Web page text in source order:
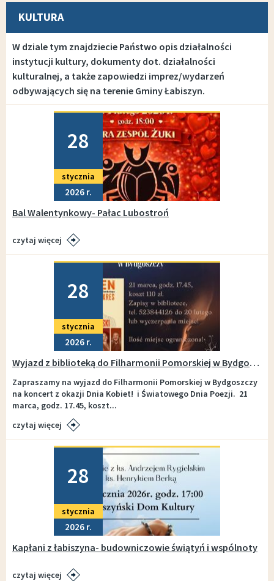
KULTURA
W dziale tym znajdziecie Państwo opis działalności
instytucji kultury, dokumenty dot. działalności
kulturalnej, a także zapowiedzi imprez/wydarzeń
odbywających się na terenie Gminy Łabiszyn.
28
stycznia
2026
Bal Walentynkowy- Pałac Lubostroń
czytaj więcej
28
stycznia
2026
Wyjazd z biblioteką do Filharmonii Pomorskiej w Bydgoszczy
Zapraszamy na wyjazd do Filharmonii Pomorskiej w Bydgoszczy
na koncert z okazji Dnia Kobiet! i Światowego Dnia Poezji. 21
marca, godz. 17.45, koszt...
czytaj więcej
28
stycznia
2026
Kapłani z łabiszyna- budowniczowie świątyń i wspólnoty
czytaj więcej